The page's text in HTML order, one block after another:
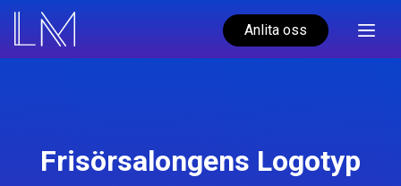
Anlita oss
Frisörsalongens Logotyp